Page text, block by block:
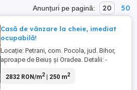
Anunțuri pe pagină: 20 50
Casă de vânzare la cheie, imediat
ocupabilă!
Locație: Petrani, com. Pocola, jud. Bihor,
aproape de Beiuș și Oradea. Detalii: -
350 mp, si grădină - Construcție modernă,
2832 RON/m2| 250 m2